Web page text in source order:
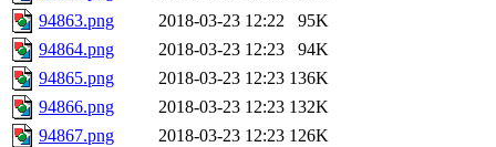
94863.png
2018-03-23 12:22
95K
94864.png
2018-03-23 12:23
94K
94865.png
2018-03-23 12:23 136K
94866.png
2018-03-23 12:23 132K
94867.png
2018-03-23 12:23 126K